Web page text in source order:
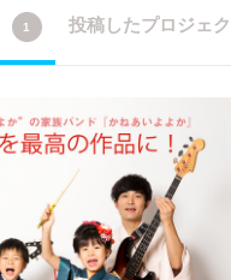
1 投稿したプロジェ